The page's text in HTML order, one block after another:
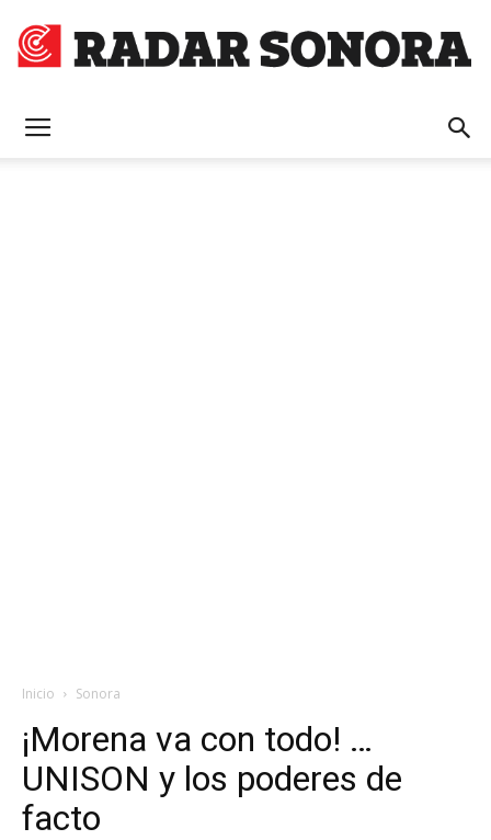
Inicio Sonora
¡Morena va con todo! …
UNISON y los poderes de
facto